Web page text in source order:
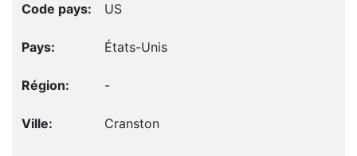
US
États-Unis
-
Cranston